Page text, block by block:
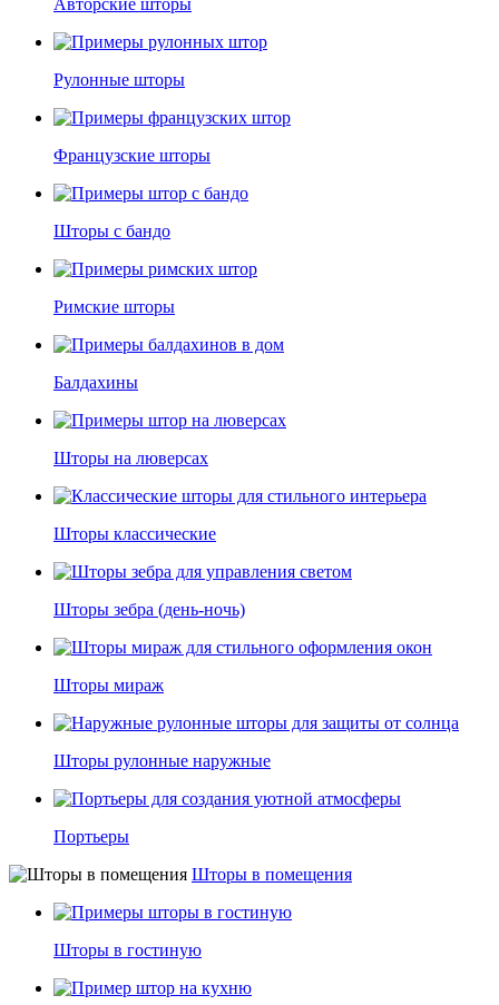
Авторские шторы
Рулонные шторы
Французские шторы
Шторы с бандо
Римские шторы
Балдахины
Шторы на люверсах
Шторы классические
Шторы зебра (день-ночь)
Шторы мираж
Шторы рулонные наружные
Портьеры
Шторы в помещения
Шторы в гостиную